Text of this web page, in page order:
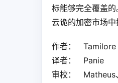
标能够完全覆盖
云诡的加密市场中
作者：   Tamilore
译者：   Panie
审校：   Matheus